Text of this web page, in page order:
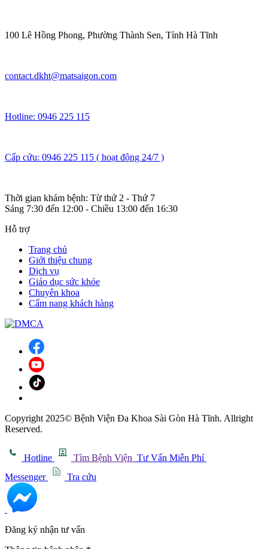
100 Lê Hồng Phong, Phường Thành Sen, Tỉnh Hà Tĩnh
contact.dkht@matsaigon.com
Hotline: 0946 225 115
Cấp cứu: 0946 225 115 ( hoạt động 24/7 )
Thời gian khám bệnh: Từ thứ 2 - Thứ 7
Sáng 7:30 đến 12:00 - Chiều 13:00 đến 16:30
Hỗ trợ
Trang chủ
Giới thiệu chung
Dịch vụ
Giáo dục sức khỏe
Chuyên khoa
Cẩm nang khách hàng
Copyright 2025© Bệnh Viện Đa Khoa Sài Gòn Hà Tĩnh. Allright
Reserved.
Hotline Tìm Bệnh Viện Tư Vấn Miễn Phí
Messenger
Tra cứu
Đăng ký nhận tư vấn